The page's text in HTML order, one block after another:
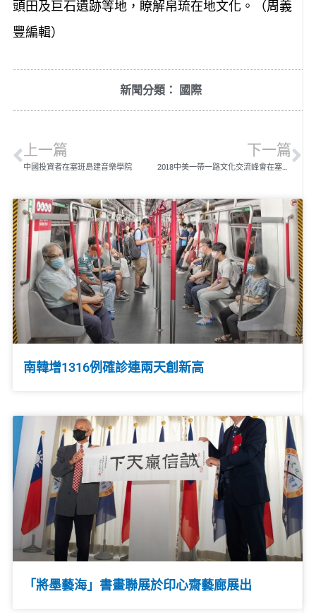
頭田及巨石遺跡等地，瞭解帛琉在地文化。（周義
豐編輯）
新聞分類： 國際
上一篇
中國投資者在塞班島建音樂學院
下一篇
2018中美一帶一路文化交流峰會在塞班順利召開 大通文旅促進無錫與塞班聯誼城市簽約
南韓增1316例確診連兩天創新高
「將墨藝海」書畫聯展於印心齋藝廊展出